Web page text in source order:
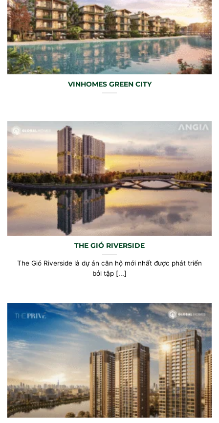
VINHOMES GREEN CITY
THE GIÓ RIVERSIDE
The Gió Riverside là dự án căn hộ mới nhất được phát triển
bởi tập [...]